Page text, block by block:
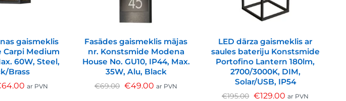
gaismeklis
Carpi Medium
60W, Steel,
Brass
64.00 ar PVN
Fasādes gaismeklis mājas
nr. Konstsmide Modena
House No. GU10, IP44, Max.
35W, Alu, Black
€69.00 €49.00 ar PVN
LED dārza gaismeklis ar
saules bateriju Konstsmide
Portofino Lantern 180lm,
2700/3000K, DIM,
Solar/USB, IP54
€195.00 €129.00 ar PVN